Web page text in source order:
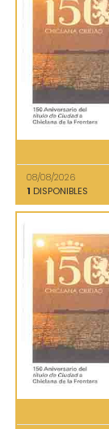
08/08/2026
1 DISPONIBLES